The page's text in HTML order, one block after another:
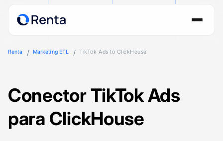
Renta Marketing ETL TikTok Ads to ClickHouse
Conector TikTok Ads
para ClickHouse